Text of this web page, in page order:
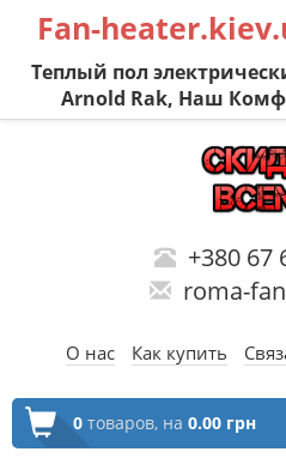
Fan-
Теплый пол
Arnold Rak, Наш
+380 67
roma-
О нас Как купить
0 товаров, на 0.00 грн